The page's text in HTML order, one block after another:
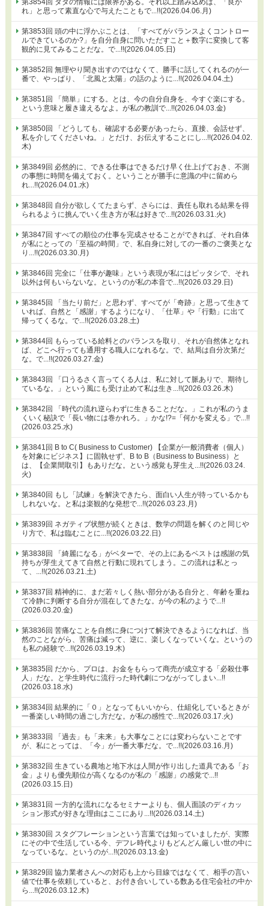
第3854回 タダの情報には限界がある。それ以上踏み込めば、「良か
れ」と思って素直な心で与えたこともで...!!(2026.04.06.月)
第3853回 頭の中に浮かぶことは、「すべてがバランスよくコントロー
ルできているのか?」を自分自身に問いただすこと＋数字に変換して客
観的に見てみることだな。で...!!(2026.04.05.日)
第3852回 無理やり聞き出すのではなくて、勝手に話してくれるのが一
番で、やっぱり、「北風と太陽」の話のように...!!(2026.04.04.土)
第3851回 「簡単」にする。とは、今の自分自身を、今すぐ楽にする。
という意味と履き違えるなよ。が私の教訓で...!!(2026.04.03.金)
第3850回 「どうしても、確認する必要があったら、直接、会話せず、
私を介してくださいね。」とだけ、お伝えすることにし...!!(2026.04.02.
木)
第3849回 必然的に、できる仕事はできるだけ早く仕上げておき、不測
の事態に時間を備えておく。ということが勝手に意識の中に留めら
れ...!!(2026.04.01.水)
第3848回 自分が欲しくてたまらず、さらには、責任も取れる結果を得
られるように挑んでいく生き方が私は好きで...!!(2026.03.31.火)
第3847回 すべての順位の仕事を完成させることができれば、それ自体
が私にとっての「至福の時間」で、私自身に対しての一番のご褒美とな
り...!!(2026.03.30.月)
第3846回 完全に「仕事が趣味」という表現が私にはピッタシで、それ
以外は何もいらないな。というのが私の本音で...!!(2026.03.29.日)
第3845回 「当たり前だ」と思わず、すべてが「奇跡」と思って生きて
いれば、自然と「感謝」するようになり、「仕草」や「行動」に出て
帰ってくるな。で...!!(2026.03.28.土)
第3844回 もらっている給料とのバランスを取り、それが自然体となれ
ば、どこへ行っても通用する職人になれるな。で、結局は自分次第だ
な。で...!!(2026.03.27.金)
第3843回 「口うるさく言ってくる人は、私に対して脈ありで、期待し
ているな。」という風にも受け止めて私は生き...!!(2026.03.26.木)
第3842回 「時代の流れ逆らわずに生きることだな。」これが私のうま
くいく秘訣で「長い物には巻かれろ。」かな!?=「何かを変える」で...!!
(2026.03.25.水)
第3841回 B to C( Business to Customer) 【企業が一般消費者（個人）
を対象にビジネス】に固執せず、B to B（Business to Business）と
は、【企業間取引】もありだな。という感覚も芽生え...!!(2026.03.24.
火)
第3840回 もし「試練」を解決できたら、面白い人生が待っているかも
しれないな。と私は楽観的な発想で...!!(2026.03.23.月)
第3839回 ネガティブ状態が続くときは、数学の問題を解くのと同じや
り方で、私は臨むことに...!!(2026.03.22.日)
第3838回 「綺麗になる」がベターで、その上にあるベストは感謝の気
持ちが芽生えてきて自然と行動に現れてしまう。この流れは私とっ
て、...!!(2026.03.21.土)
第3837回 精神的に、まだ若々しく熱い部分がある自分と、年齢を重ね
て冷静に判断する自分が混在してきたな。が今の私のようで...!!
(2026.03.20.金)
第3836回 苦痛なことを自然に身につけて解決できるようになれば、当
然のことながら、苦痛は減って、逆に、楽しくなっていくな。というの
も私の経験で...!!(2026.03.19.木)
第3835回 だから、プロは、お金をもらって商売が成立する「必殺仕事
人」だな。と学生時代に流行った時代劇につながってしまい...!!
(2026.03.18.水)
第3834回 結果的に「０」となってもいいから、仕組化しているときが
一番楽しい時間の過ごし方だな。が私の感性で...!!(2026.03.17.火)
第3833回 「過去」も「未来」も大事なことには変わらないことです
が、私にとっては、「今」が一番大事だな。で...!!(2026.03.16.月)
第3832回 生きている農地と地下水は人間が作り出した道具である「お
金」よりも優先順位が高くなるのが私の「感謝」の感覚で...!!
(2026.03.15.日)
第3831回 一方的な流れになるセミナーよりも、個人面談のディカッ
ション形式が好きな理由はここにあり...!!(2026.03.14.土)
第3830回 スタグフレーションという言葉では知っていましたが、実際
にその中で生活している今、デフレ時代よりもどんどん厳しい世の中に
なっているな。というのが...!!(2026.03.13.金)
第3829回 協力業者さんへの対応も上から目線ではなくて、相手の言い
値で仕事を依頼していると、お付き合いしている数ある住宅会社の中か
ら...!!(2026.03.12.木)